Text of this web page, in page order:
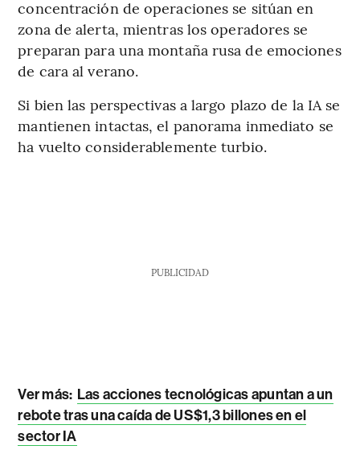
concentración de operaciones se sitúan en
zona de alerta, mientras los operadores se
preparan para una montaña rusa de emociones
de cara al verano.
Si bien las perspectivas a largo plazo de la IA se
mantienen intactas, el panorama inmediato se
ha vuelto considerablemente turbio.
PUBLICIDAD
Ver más: Las acciones tecnológicas apuntan a un
rebote tras una caída de US$1,3 billones en el
sector IA